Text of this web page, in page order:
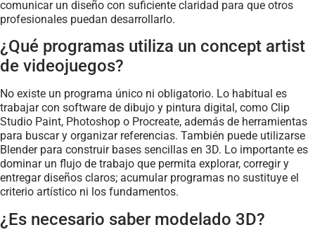
comunicar un diseño con suficiente claridad para que otros
profesionales puedan desarrollarlo.
¿Qué programas utiliza un concept artist
de videojuegos?
No existe un programa único ni obligatorio. Lo habitual es
trabajar con software de dibujo y pintura digital, como Clip
Studio Paint, Photoshop o Procreate, además de herramientas
para buscar y organizar referencias. También puede utilizarse
Blender para construir bases sencillas en 3D. Lo importante es
dominar un flujo de trabajo que permita explorar, corregir y
entregar diseños claros; acumular programas no sustituye el
criterio artístico ni los fundamentos.
¿Es necesario saber modelado 3D?